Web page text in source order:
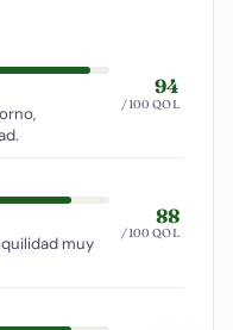
94
/100 QOL
muy
88
/100 QOL